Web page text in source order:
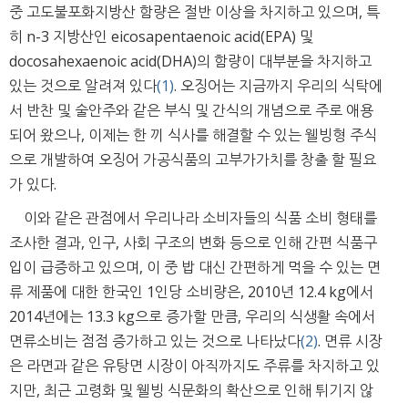
중 고도불포화지방산 함량은 절반 이상을 차지하고 있으며, 특
히 n-3 지방산인 eicosapentaenoic acid(EPA) 및
docosahexaenoic acid(DHA)의 함량이 대부분을 차지하고
있는 것으로 알려져 있다(1). 오징어는 지금까지 우리의 식탁에
서 반찬 및 술안주와 같은 부식 및 간식의 개념으로 주로 애용
되어 왔으나, 이제는 한 끼 식사를 해결할 수 있는 웰빙형 주식
으로 개발하여 오징어 가공식품의 고부가가치를 창출 할 필요
가 있다.
이와 같은 관점에서 우리나라 소비자들의 식품 소비 형태를
조사한 결과, 인구, 사회 구조의 변화 등으로 인해 간편 식품구
입이 급증하고 있으며, 이 중 밥 대신 간편하게 먹을 수 있는 면
류 제품에 대한 한국인 1인당 소비량은, 2010년 12.4 kg에서
2014년에는 13.3 kg으로 증가할 만큼, 우리의 식생활 속에서
면류소비는 점점 증가하고 있는 것으로 나타났다(2). 면류 시장
은 라면과 같은 유탕면 시장이 아직까지도 주류를 차지하고 있
지만, 최근 고령화 및 웰빙 식문화의 확산으로 인해 튀기지 않